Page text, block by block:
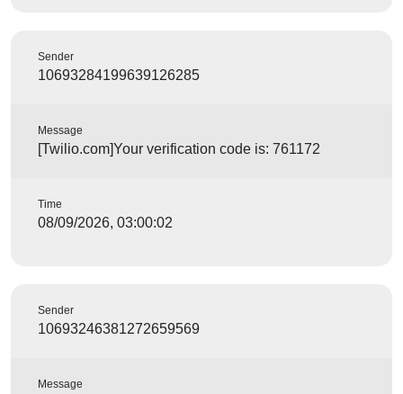
Sender
10693284199639126285
Message
[Twilio.com]Your verification code is: 761172
Time
08/09/2026, 03:00:02
Sender
10693246381272659569
Message